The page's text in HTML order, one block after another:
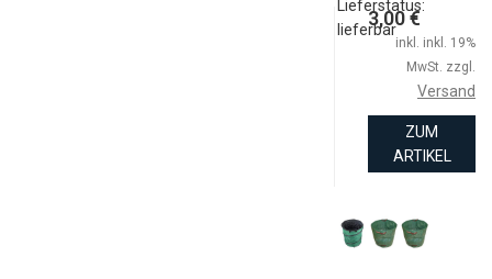
Lieferstatus:
lieferbar3,00 €
inkl. inkl. 19%
MwSt. zzgl.
Versand
ZUM
ARTIKEL